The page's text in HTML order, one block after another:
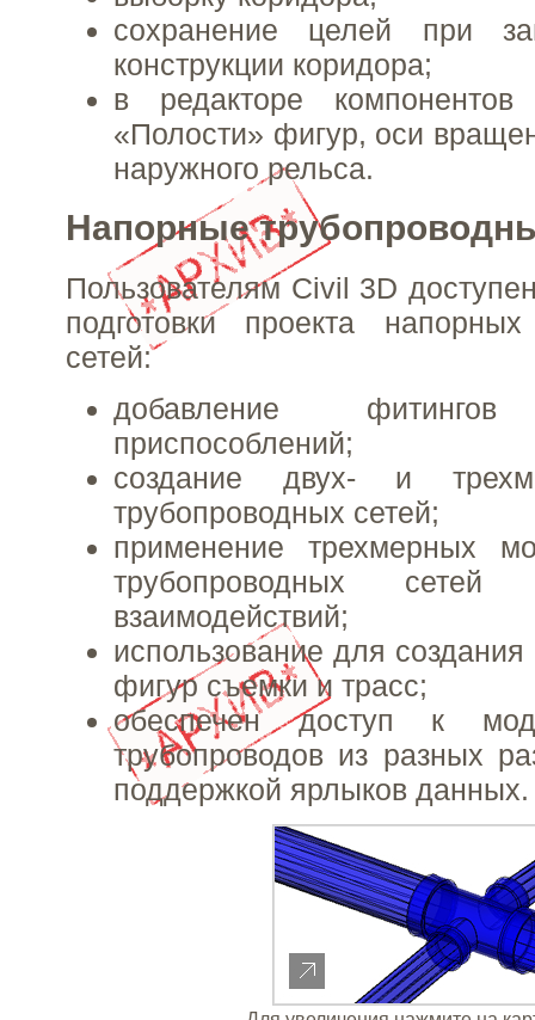
сохранение целей при
конструкции коридора;
в редакторе компонентов
«Полости» фигур, оси
наружного рельса.
Напорные
Пользователям Civil 3D
подготовки проекта
сетей:
добавление
приспособлений;
создание двух- и
трубопроводных сетей;
применение трехмерных
трубопроводных
взаимодействий;
использование для
фигур съемки и трасс;
обеспечен доступ к
трубопроводов из разных
поддержкой ярлыков данных.